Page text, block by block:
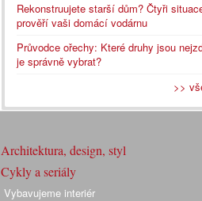
Rekonstruujete starší dům? Čtyři
prověří vaši domácí vodárnu
Průvodce ořechy: Které druhy jsou
je správně vybrat?
>>
Architektura, design, styl
Cykly a seriály
Vybavujeme interiér